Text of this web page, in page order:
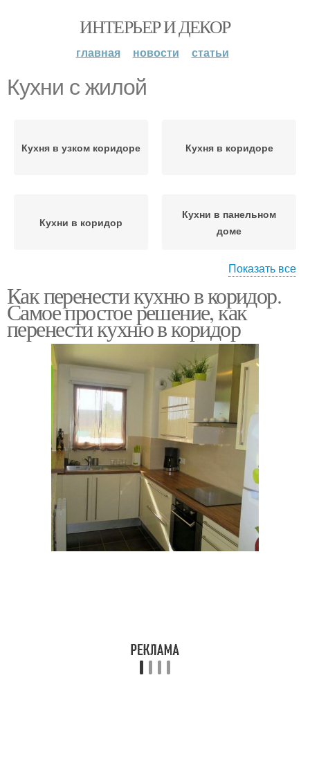
ИНТЕРЬЕР И ДЕКОР
главная новости статьи
Кухни с жилой
Кухня в узком коридоре Кухня в коридоре
Кухни в коридор
Кухни в панельном
доме
Кухни в спальню Кухни в комнату
Показать все
Как перенести кухню в коридор.
Самое простое решение, как
перенести кухню в коридор